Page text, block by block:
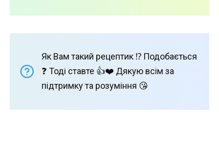
Як Вам такий рецептик ⁉️ Подобається
❓ Тоді ставте 👍❤️ Дякую всім за
підтримку та розуміння 😘